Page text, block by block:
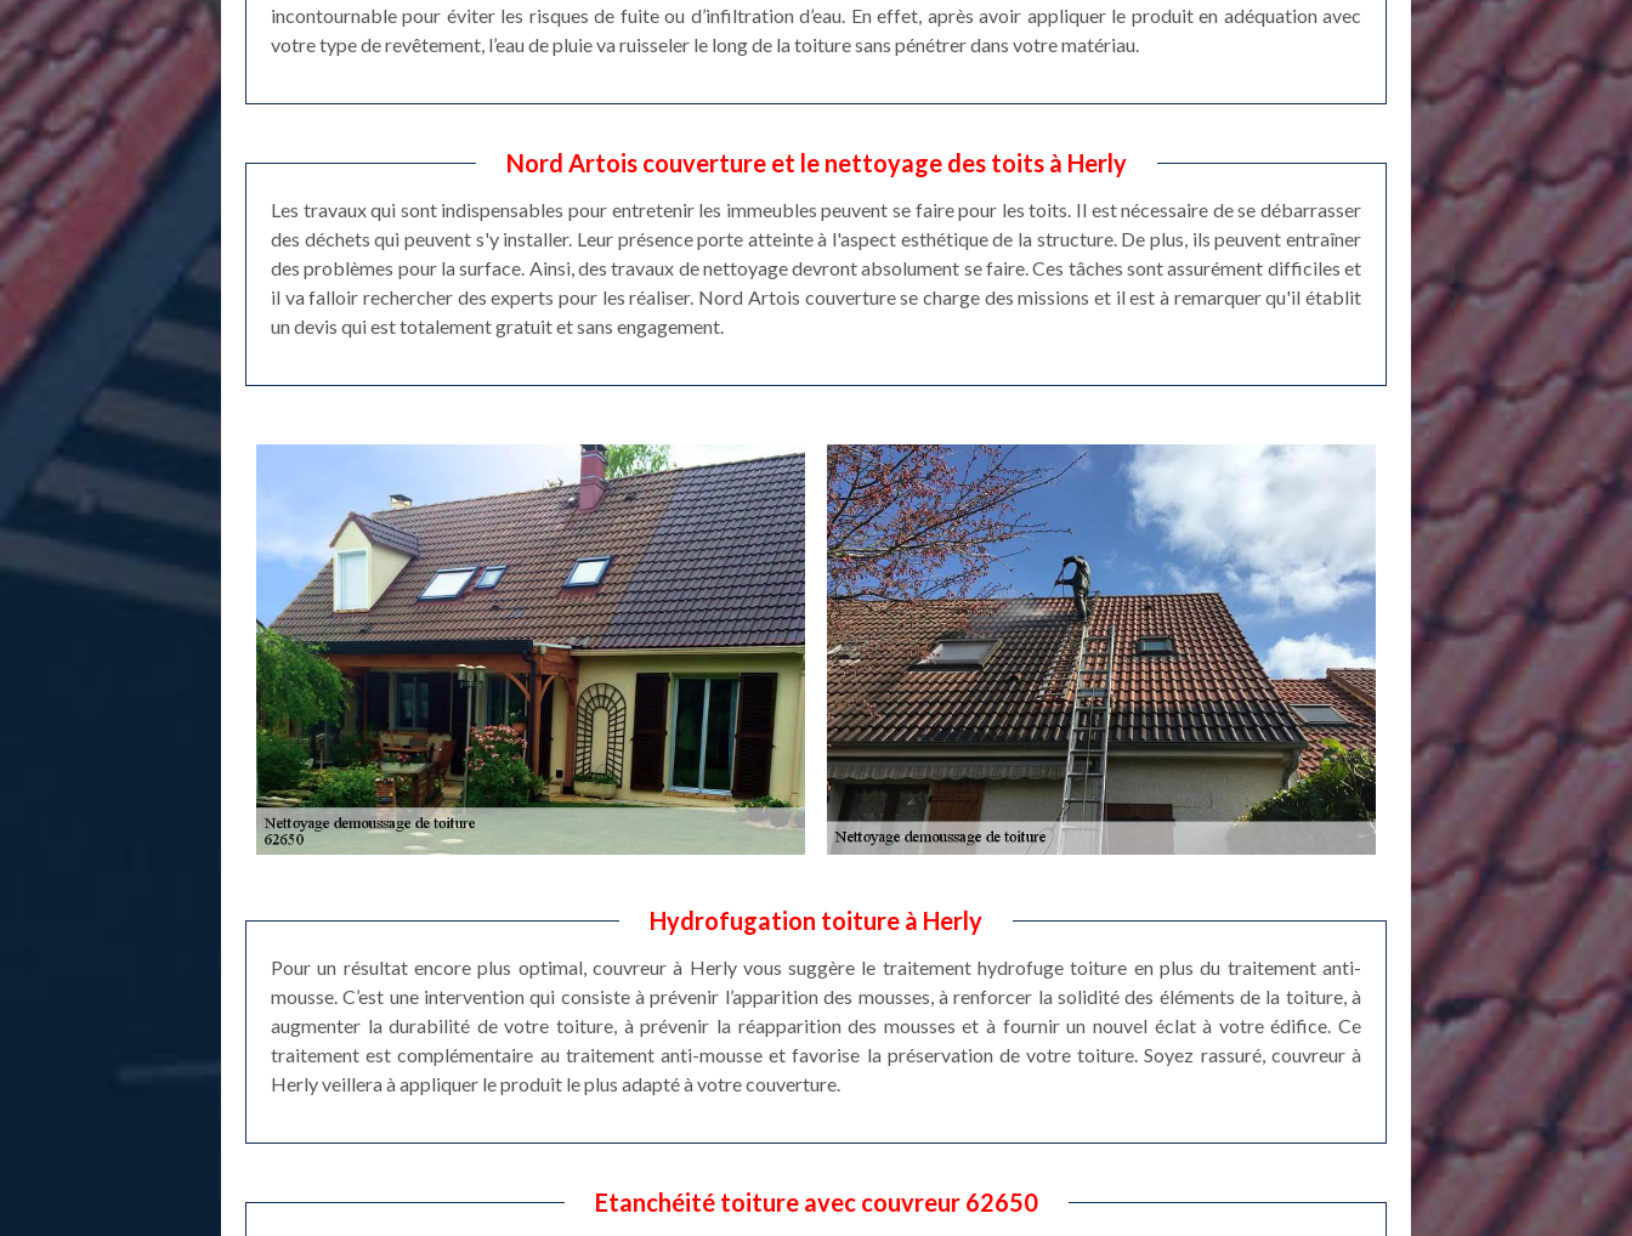
incontournable pour éviter les risques de fuite ou d’infiltration d’eau. En effet, après avoir appliquer le produit en adéquation avec
votre type de revêtement, l’eau de pluie va ruisseler le long de la toiture sans pénétrer dans votre matériau.
Nord Artois couverture et le nettoyage des toits à Herly
Les travaux qui sont indispensables pour entretenir les immeubles peuvent se faire pour les toits. Il est nécessaire de se débarrasser
des déchets qui peuvent s'y installer. Leur présence porte atteinte à l'aspect esthétique de la structure. De plus, ils peuvent entraîner
des problèmes pour la surface. Ainsi, des travaux de nettoyage devront absolument se faire. Ces tâches sont assurément difficiles et
il va falloir rechercher des experts pour les réaliser. Nord Artois couverture se charge des missions et il est à remarquer qu'il établit
un devis qui est totalement gratuit et sans engagement.
Hydrofugation toiture à Herly
Pour un résultat encore plus optimal, couvreur à Herly vous suggère le traitement hydrofuge toiture en plus du traitement anti-
mousse. C’est une intervention qui consiste à prévenir l’apparition des mousses, à renforcer la solidité des éléments de la toiture, à
augmenter la durabilité de votre toiture, à prévenir la réapparition des mousses et à fournir un nouvel éclat à votre édifice. Ce
traitement est complémentaire au traitement anti-mousse et favorise la préservation de votre toiture. Soyez rassuré, couvreur à
Herly veillera à appliquer le produit le plus adapté à votre couverture.
Etanchéité toiture avec couvreur 62650